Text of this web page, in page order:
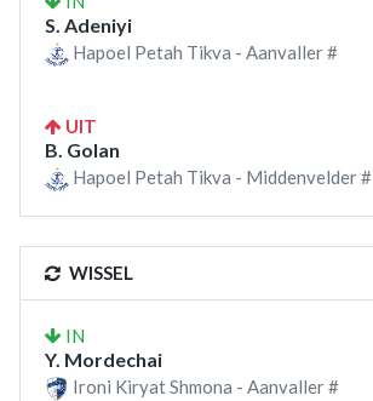
S. Adeniyi
Hapoel Petah Tikva - Aanvaller #
UIT
B. Golan
Hapoel Petah Tikva - Middenvelder #
WISSEL
IN
Y. Mordechai
Ironi Kiryat Shmona - Aanvaller #